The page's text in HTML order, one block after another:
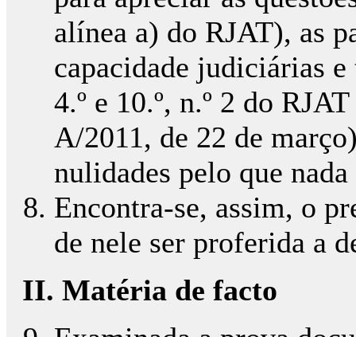
alínea a) do RJAT), as
capacidade judiciárias
4.º e 10.º, n.º 2 do
A/2011, de 22 de
nulidades pelo que
Encontra-se, assim, o
de nele ser proferida a
II. Matéria de facto